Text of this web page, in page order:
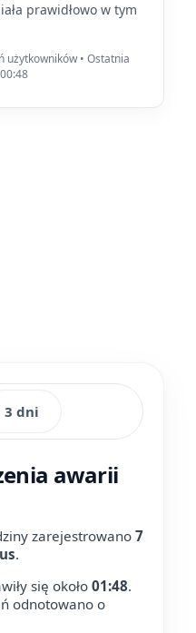
prawidłowo w tym
użytkowników • Ostatnia
3 dni
awarii
zarejestrowano 7
.
się około 01:48.
odnotowano o